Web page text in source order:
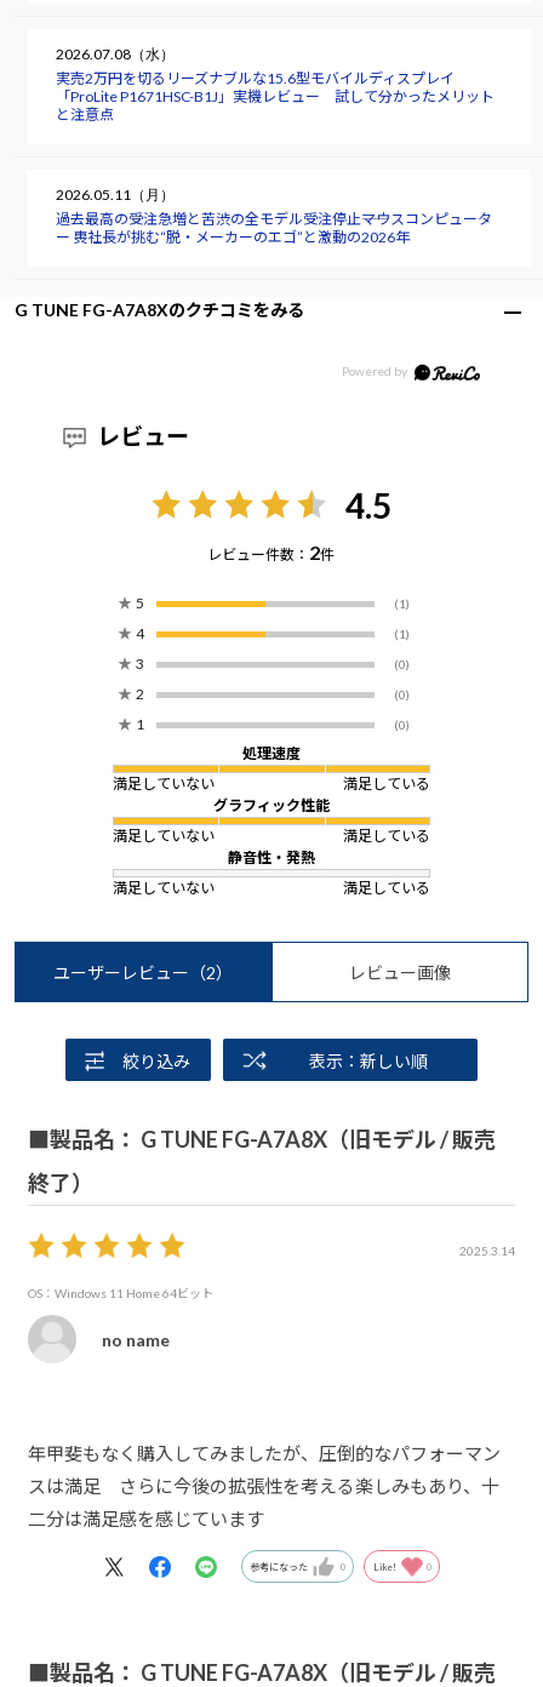
2026.07.08（水）
実売2万円を切るリーズナブルな15.6型モバイルディスプレイ
「ProLite P1671HSC-B1J」実機レビュー 試して分かったメリット
と注意点
2026.05.11（月）
過去最高の受注急増と苦渋の全モデル受注停止――マウスコンピュータ
ー 軣社長が挑む“脱・メーカーのエゴ”と激動の2026年
G TUNE FG-A7A8Xのクチコミをみる
レビュー
4.5
レビュー件数： 2件
★ 5 (1)
★ 4 (1)
★ 3 (0)
★ 2 (0)
★ 1 (0)
処理速度
満足していない
満足している
グラフィック性能
満足していない
満足している
静音性・発熱
満足していない
満足している
ユーザーレビュー （2） レビュー画像
絞り込み 表示：新しい順
■製品名： G TUNE FG-A7A8X（旧モデル / 販売
終了）
2025.3.14
OS：Windows 11 Home 64ビット
no name
年甲斐もなく購入してみましたが、圧倒的なパフォーマン
スは満足 さらに今後の拡張性を考える楽しみもあり、十
二分は満足感を感じています
参考になった 0 Like! 0
■製品名： G TUNE FG-A7A8X（旧モデル / 販売